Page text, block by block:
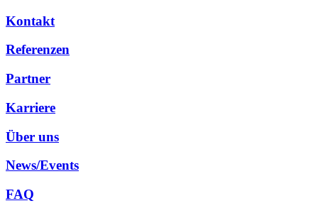
Kontakt
Referenzen
Partner
Karriere
Über uns
News/Events
FAQ